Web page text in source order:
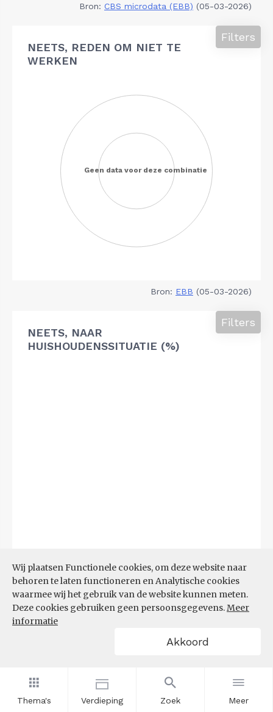
Thema's Verdieping Zoek Meer
Wij plaatsen Functionele cookies, om deze website naar
behoren te laten functioneren en Analytische cookies
waarmee wij het gebruik van de website kunnen meten.
Deze cookies gebruiken geen persoonsgegevens.Meer
informatie
Akkoord
Bron: CBS microdata (EBB) (05-03-2026)
NEETS, REDEN OM NIET TE
WERKEN
Filters
Bron: EBB (05-03-2026)
NEETS, NAAR
HUISHOUDENSSITUATIE (%)
Filters
Bron: CBS microdata (EBB) (09-03-2026)
AANDEEL NEETS NAAR REGIO
Filters